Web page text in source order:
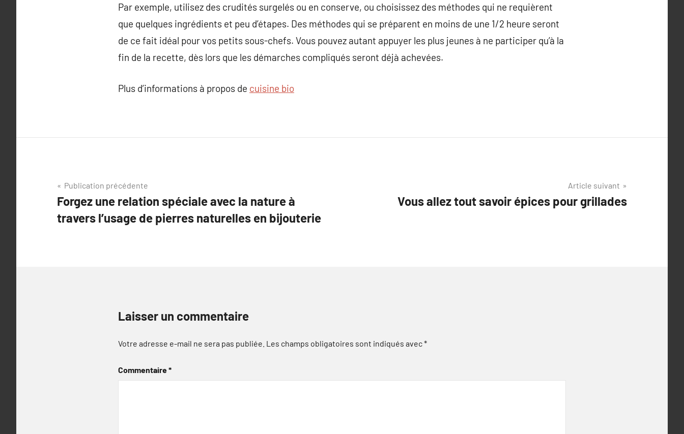
Par exemple, utilisez des crudités surgelés ou en conserve, ou choisissez des méthodes qui ne requièrent
que quelques ingrédients et peu d’étapes. Des méthodes qui se préparent en moins de une 1/2 heure seront
de ce fait idéal pour vos petits sous-chefs. Vous pouvez autant appuyer les plus jeunes à ne participer qu’à la
fin de la recette, dès lors que les démarches compliqués seront déjà achevées.
Plus d’informations à propos de cuisine bio​
Navigation
de
l’article
Publication précédente
Forgez une relation spéciale avec la nature à
travers l’usage de pierres naturelles en bijouterie
Article suivant
Vous allez tout savoir épices pour grillades​
Laisser un commentaire
Votre adresse e-mail ne sera pas publiée. Les champs obligatoires sont indiqués avec*
Commentaire*